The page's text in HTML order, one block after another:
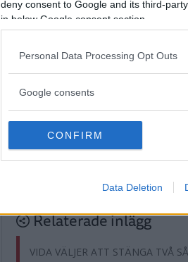
deny consent to Google and its third-
in below Google consent section.
Personal Data Processing Opt Outs
Google consents
CONFIRM
Data Deletion
Annons:
Annons:
Relaterade inlägg
VIDA VÄLJER ATT STÄNGA TVÅ